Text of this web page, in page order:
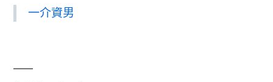
一介資男